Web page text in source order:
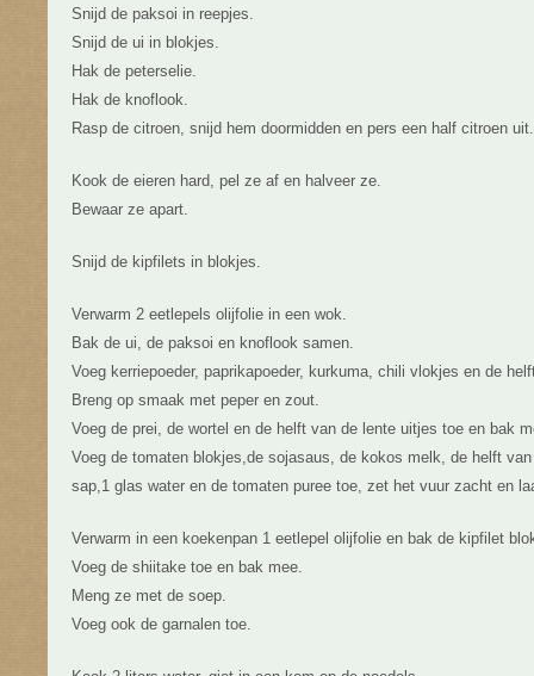
Snijd de paksoi in reepjes.
Snijd de ui in blokjes.
Hak de peterselie.
Hak de knoflook.
Rasp de citroen, snijd hem doormidden en pers een half citroen uit.
Kook de eieren hard, pel ze af en halveer ze.
Bewaar ze apart.
Snijd de kipfilets in blokjes.
Verwarm 2 eetlepels olijfolie in een wok.
Bak de ui, de paksoi en knoflook samen.
Voeg kerriepoeder, paprikapoeder, kurkuma, chili vlokjes en de
Breng op smaak met peper en zout.
Voeg de prei, de wortel en de helft van de lente uitjes toe en bak
Voeg de tomaten blokjes,de sojasaus, de kokos melk, de helft
sap,1 glas water en de tomaten puree toe, zet het vuur zacht en
Verwarm in een koekenpan 1 eetlepel olijfolie en bak de kipfilet
Voeg de shiitake toe en bak mee.
Meng ze met de soep.
Voeg ook de garnalen toe.